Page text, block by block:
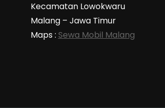
Kecamatan Lowokwaru
Malang – Jawa Timur
Maps : Sewa Mobil Malang